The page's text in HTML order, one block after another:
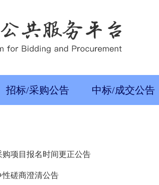
招标/采购公告 中标/成交公告
项目报名时间更正公告
性磋商澄清公告